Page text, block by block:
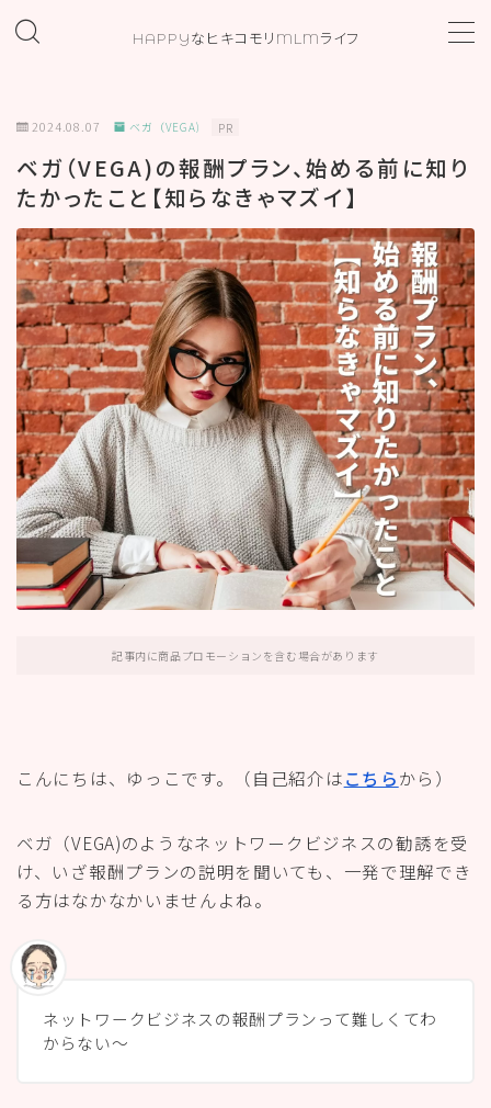
HAPPYなヒキコモリMLMライフ
プロフィール
お問い合わせ
カテゴリー
2024.08.07 ベガ（VEGA) PR
ベガ（VEGA)の報酬プラン、始める前に知り
たかったこと【知らなきゃマズイ】
記事内に商品プロモーションを含む場合があります
こんにちは、ゆっこです。（自己紹介はこちらから）
ベガ（VEGA)のようなネットワークビジネスの勧誘を受
け、いざ報酬プランの説明を聞いても、一発で理解でき
る方はなかなかいませんよね。
ネットワークビジネスの報酬プランって難しくてわ
からない〜